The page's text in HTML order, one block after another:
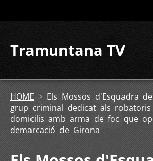
Tramuntana TV
HOME > Els Mossos d'Esquadra
grup criminal dedicat als
domicilis amb arma de foc que
demarcació de Girona